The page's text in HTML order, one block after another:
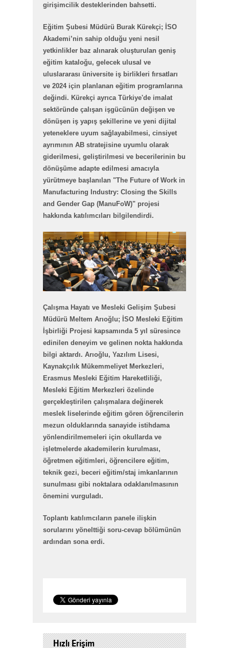
girişimcilik desteklerinden bahsetti.
Eğitim Şubesi Müdürü Burak Kürekçi; İSO
Akademi’nin sahip olduğu yeni nesil
yetkinlikler baz alınarak oluşturulan geniş
eğitim kataloğu, gelecek ulusal ve
uluslararası üniversite iş birlikleri fırsatları
ve 2024 için planlanan eğitim programlarına
değindi. Kürekçi ayrıca Türkiye'de imalat
sektöründe çalışan işgücünün değişen ve
dönüşen iş yapış şekillerine ve yeni dijital
yeteneklere uyum sağlayabilmesi, cinsiyet
ayrımının AB stratejisine uyumlu olarak
giderilmesi, geliştirilmesi ve becerilerinin bu
dönüşüme adapte edilmesi amacıyla
yürütmeye başlanılan "The Future of Work in
Manufacturing Industry: Closing the Skills
and Gender Gap (ManuFoW)" projesi
hakkında katılımcıları bilgilendirdi.
Çalışma Hayatı ve Mesleki Gelişim Şubesi
Müdürü Meltem Arıoğlu; İSO Mesleki Eğitim
İşbirliği Projesi kapsamında 5 yıl süresince
edinilen deneyim ve gelinen nokta hakkında
bilgi aktardı. Arıoğlu, Yazılım Lisesi,
Kaynakçılık Mükemmeliyet Merkezleri,
Erasmus Mesleki Eğitim Hareketliliği,
Mesleki Eğitim Merkezleri özelinde
gerçekleştirilen çalışmalara değinerek
meslek liselerinde eğitim gören öğrencilerin
mezun olduklarında sanayide istihdama
yönlendirilmemeleri için okullarda ve
işletmelerde akademilerin kurulması,
öğretmen eğitimleri, öğrencilere eğitim,
teknik gezi, beceri eğitim/staj imkanlarının
sunulması gibi noktalara odaklanılmasının
önemini vurguladı.
Toplantı katılımcıların panele ilişkin
sorularını yönelttiği soru-cevap bölümünün
ardından sona erdi.
Hızlı Erişim